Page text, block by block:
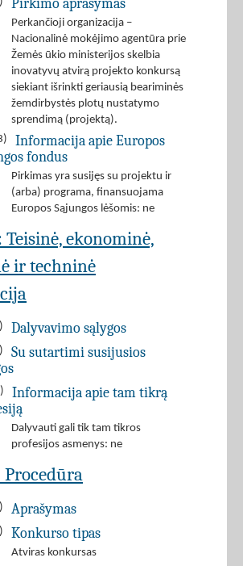
Pirkimo aprašymas
Perkančioji organizacija –
Nacionalinė mokėjimo agentūra prie
Žemės ūkio ministerijos skelbia
inovatyvų atvirą projekto konkursą
siekiant išrinkti geriausią beariminės
žemdirbystės plotų nustatymo
sprendimą (projektą).
Informacija apie Europos
fondus
Pirkimas yra susijęs su projektu ir
(arba) programa, finansuojama
Europos Sąjungos lėšomis: ne
ekonominė,
ir techninė
Dalyvavimo sąlygos
Su sutartimi susijusios
Informacija apie tam tikrą
Dalyvauti gali tik tam tikros
profesijos asmenys: ne
Aprašymas
Konkurso tipas
Atviras konkursas